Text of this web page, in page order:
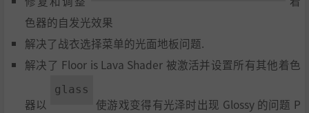
色器的自发光效果
解决了战衣选择菜单的光面地板问题.
解决了 Floor is Lava Shader 被激活并设置所有其他着色
器以
glass
使游戏变得有光泽时出现 Glossy 的问题 P